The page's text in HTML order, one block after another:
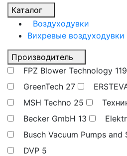
Каталог
Воздуходувки
Вихревые воздуходувки
Производитель
FPZ Blower Technology 119
GreenTech 27
MSH Techno 25
Becker GmbH 13
Busch Vacuum Pumps and
DVP 5